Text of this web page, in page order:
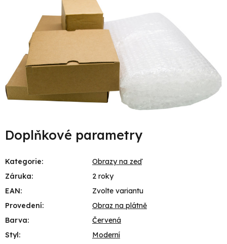
Doplňkové parametry
Kategorie:
Obrazy na zeď
Záruka:
2 roky
EAN:
Zvolte variantu
Provedení:
Obraz na plátně
Barva:
Červená
Styl:
Moderní